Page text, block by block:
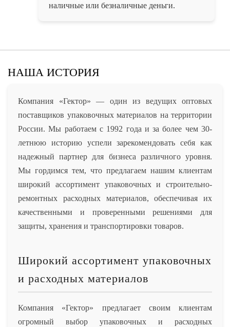
наличные или безналичные деньги.
НАША ИСТОРИЯ
Компания «Гектор» — один из ведущих оптовых
поставщиков упаковочных материалов на территории
России. Мы работаем с 1992 года и за более чем 30-
летнюю историю успели зарекомендовать себя как
надежный партнер для бизнеса различного уровня.
Мы гордимся тем, что предлагаем нашим клиентам
широкий ассортимент упаковочных и строительно-
ремонтных расходных материалов, обеспечивая их
качественными и проверенными решениями для
защиты, хранения и транспортировки товаров.
Широкий ассортимент упаковочных
и расходных материалов
Компания «Гектор» предлагает своим клиентам
огромный выбор упаковочных и расходных